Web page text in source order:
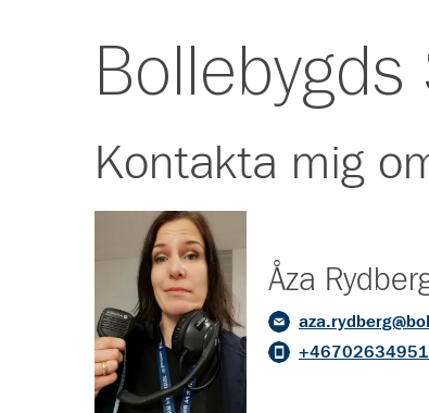
Kontakta mig
Åza
+46702634951